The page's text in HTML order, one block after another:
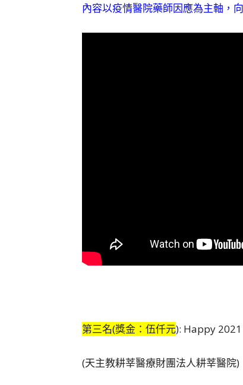
內容以疫情醫院藥師因應為主軸，
第三名(獎金：伍仟元): Happy
(天主教耕莘醫療財團法人耕莘醫院)